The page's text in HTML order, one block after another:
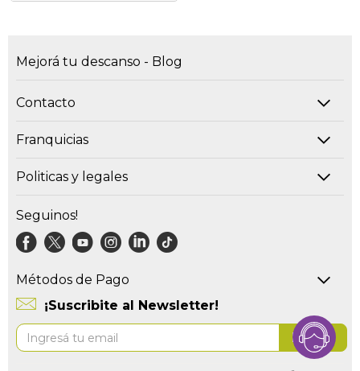
Mejorá tu descanso - Blog
Contacto
Franquicias
Politicas y legales
¡Suscribite al Newsletter!
Suscríbase
al
Enviar
Seguinos!
Métodos de Pago